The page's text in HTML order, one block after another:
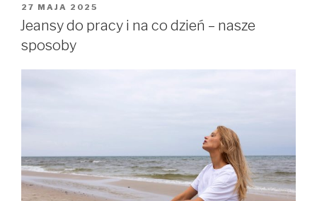
OPUBLIKOWANE
W
27 MAJA 2025
Jeansy do pracy i na co dzień – nasze
sposoby